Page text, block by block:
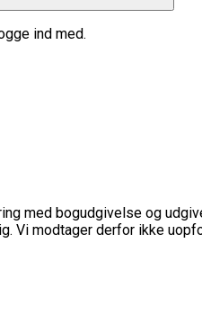
ind med.
med bogudgivelse og
Vi modtager derfor ikke